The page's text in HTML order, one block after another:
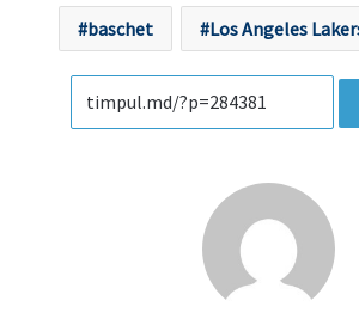
baschet Los Angeles